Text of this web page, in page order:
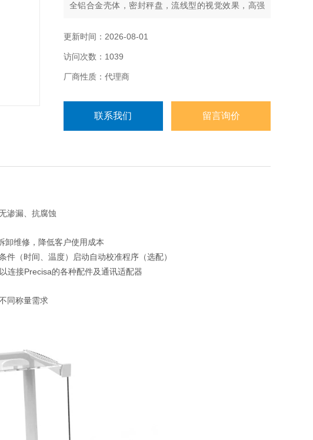
全铝合金壳体，密封秤盘，流线型的视觉效果，高强
称重室结构，减少气流影响，实现更快速，更稳定称
电磁平衡称重系统，高稳定性，快速响应，耐腐蚀，
抗冲击，可拆卸维修，降低客户使用成本
更新时间：2026-08-01
访问次数：1039
厂商性质：代理商
联系我们 留言询价
渗漏、抗腐蚀
卸维修，降低客户使用成本
件（时间、温度）启动自动校准程序（选配）
连接Precisa的各种配件及通讯适配器
同称量需求